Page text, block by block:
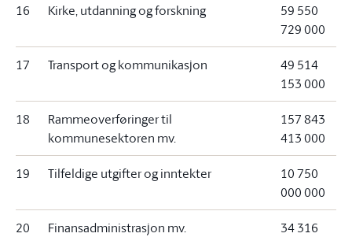
16 Kirke, utdanning og forskning
59 550
729 000
17 Transport og kommunikasjon
49 514
153 000
18
Rammeoverføringer til
kommunesektoren mv.
157 843
413 000
19 Tilfeldige utgifter og inntekter
10 750
000 000
20 Finansadministrasjon mv.
34 316